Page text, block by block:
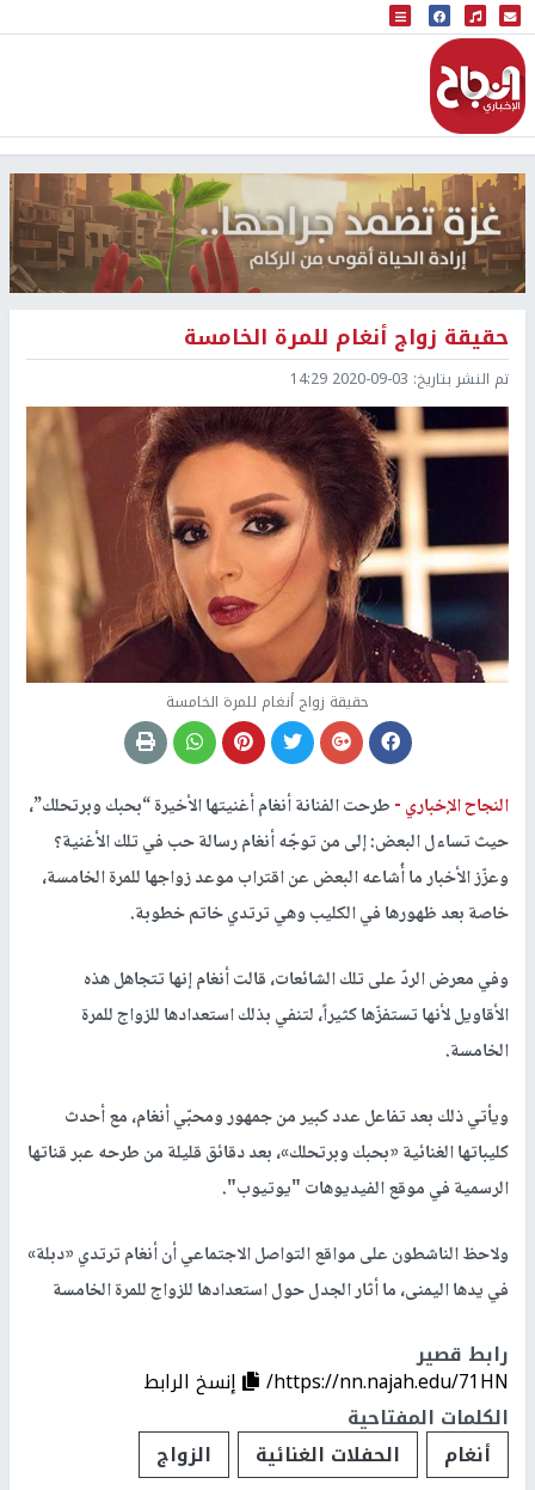
البث المباشر
إذاعة النجاح
حقيقة زواج أنغام للمرة الخامسة
تم النشر بتاريخ: 2020-09-03 14:29
حقيقة زواج أنغام للمرة الخامسة
النجاح الإخباري -طرحت الفنانة أنغام أغنيتها الأخيرة “بحبك وبرتحلك”،
حيث تساءل البعض: إلى من توجّه أنغام رسالة حب في تلك الأغنية؟
وعزّز الأخبار ما أُشاعه البعض عن اقتراب موعد زواجها للمرة الخامسة،
خاصة بعد ظهورها في الكليب وهي ترتدي خاتم خطوبة.
وفي معرض الردّ على تلك الشائعات، قالت أنغام إنها تتجاهل هذه
الأقاويل لأنها تستفزّها كثيراً، لتنفي بذلك استعدادها للزواج للمرة
الخامسة.
ويأتي ذلك بعد تفاعل عدد كبير من جمهور ومحبّي أنغام، مع أحدث
كليباتها الغنائية «بحبك وبرتحلك»، بعد دقائق قليلة من طرحه عبر قناتها
الرسمية في موقع الفيديوهات "يوتيوب".
ولاحظ الناشطون على مواقع التواصل الاجتماعي أن أنغام ترتدي «دبلة»
في يدها اليمنى، ما أثار الجدل حول استعدادها للزواج للمرة الخامسة
رابط قصير
https://nn.najah.edu/71HN/
إنسخ الرابط
الكلمات المفتاحية
أنغام
الحفلات الغنائية الزواج